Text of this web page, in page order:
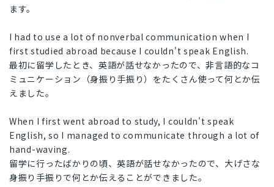
ます。
I had to use a lot of nonverbal communication when I
first studied abroad because I couldn't speak English.
最初に留学したとき、英語が話せなかったので、非言語的なコ
ミュニケーション（身振り手振り）をたくさん使って何とか伝
えました。
When I first went abroad to study, I couldn't speak
English, so I managed to communicate through a lot of
hand-waving.
留学に行ったばかりの頃、英語が話せなかったので、大げさな
身振り手振りで何とか伝えることができました。